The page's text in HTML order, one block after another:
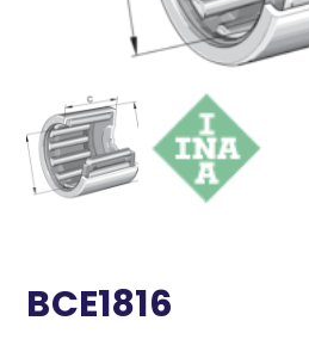
BCE1816